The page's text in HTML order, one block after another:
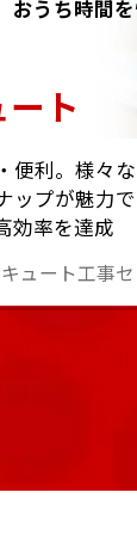
おうち時間
ト
便利。様々
ップが魅⼒
効率を達成
ュート工事